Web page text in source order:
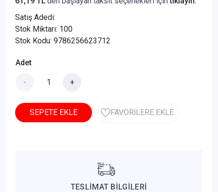
Satış Adedi:
Stok Miktarı: 100
Stok Kodu: 9786256623712
Adet
- +
SEPETE EKLE FAVORİLERE EKLE
TESLİMAT BİLGİLERİ